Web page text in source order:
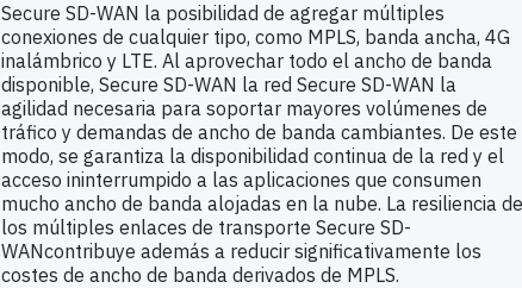
Secure SD-WAN la posibilidad de agregar múltiples
conexiones de cualquier tipo, como MPLS, banda ancha, 4G
inalámbrico y LTE. Al aprovechar todo el ancho de banda
disponible, Secure SD-WAN la red Secure SD-WAN la
agilidad necesaria para soportar mayores volúmenes de
tráfico y demandas de ancho de banda cambiantes. De este
modo, se garantiza la disponibilidad continua de la red y el
acceso ininterrumpido a las aplicaciones que consumen
mucho ancho de banda alojadas en la nube. La resiliencia de
los múltiples enlaces de transporte Secure SD-
WANcontribuye además a reducir significativamente los
costes de ancho de banda derivados de MPLS.